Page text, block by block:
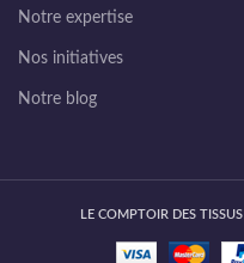
Notre expertise
Nos initiatives
Notre blog
LE COMPTOIR DES TISSUS